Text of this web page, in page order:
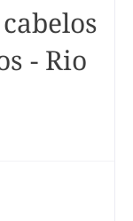
- Rio